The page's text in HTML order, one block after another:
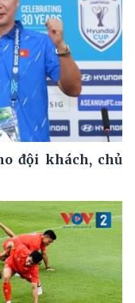
đội khách, chủ